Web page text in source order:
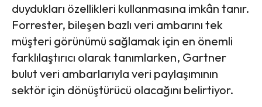
duydukları özellikleri kullanmasına imkân tanır.
Forrester, bileşen bazlı veri ambarını tek
müşteri görünümü sağlamak için en önemli
farklılaştırıcı olarak tanımlarken, Gartner
bulut veri ambarlarıyla veri paylaşımının
sektör için dönüştürücü olacağını belirtiyor.